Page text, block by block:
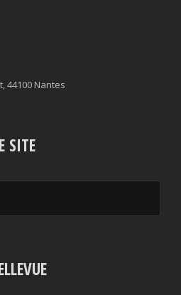
44100 Nantes
SITE